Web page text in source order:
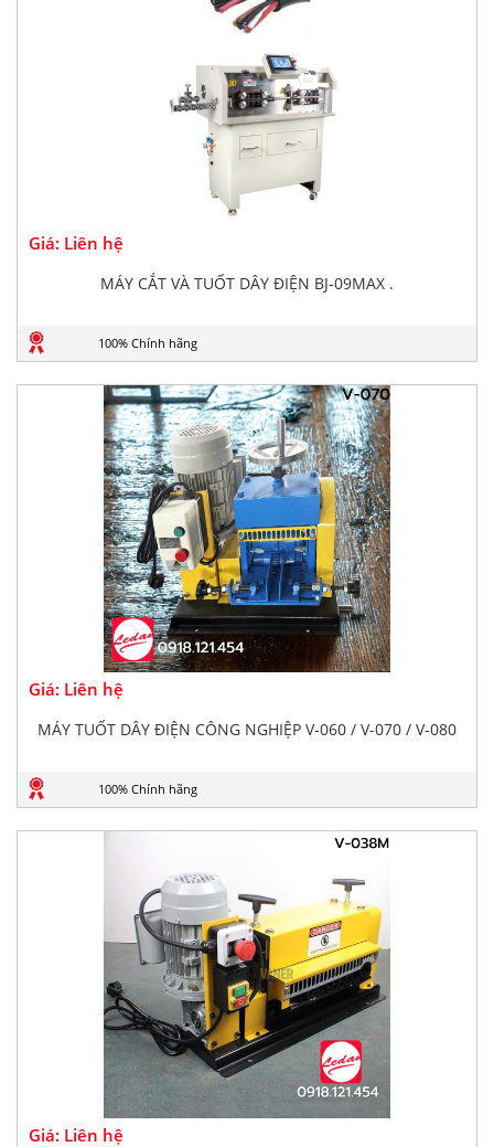
Giá: Liên hệ
MÁY CẮT VÀ TUỐT DÂY ĐIỆN BJ-09MAX .
100% Chính hãng
Giá: Liên hệ
MÁY TUỐT DÂY ĐIỆN CÔNG NGHIỆP V-060 / V-070 / V-080
100% Chính hãng
Giá: Liên hệ